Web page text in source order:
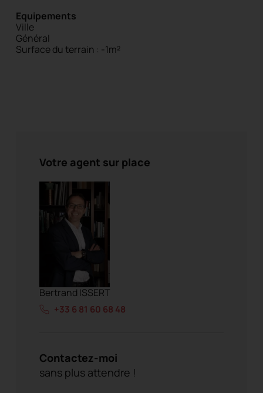
Equipements
Ville
Général
Surface du terrain : -1m²
Votre agent sur place
Bertrand ISSERT
+33 6 81 60 68 48
Contactez-moi
sans plus attendre !